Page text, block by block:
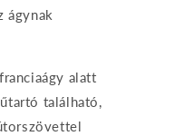
ágynak
alatt
található,